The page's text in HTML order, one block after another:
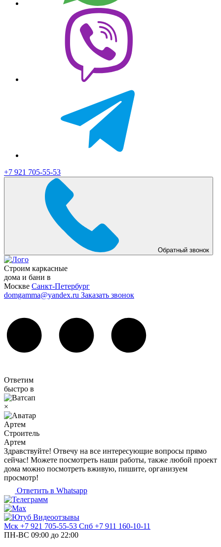
+7 921 705-55-53
Обратный звонок
Строим каркасные
дома и бани в
Москве Санкт-Петербург
domgamma@yandex.ru Заказать звонок
Ответим
быстро в
×
Артем
Строитель
Артем
Здравствуйте! Отвечу на все интересующие вопросы прямо
сейчас! Можете посмотреть наши работы, также любой проект
дома можно посмотреть вживую, пишите, организуем
просмотр!
Ответить в Whatsapp
Видеоотзывы
Мск +7 921 705-55-53 Спб +7 911 160-10-11
ПН-ВС 09:00 до 22:00